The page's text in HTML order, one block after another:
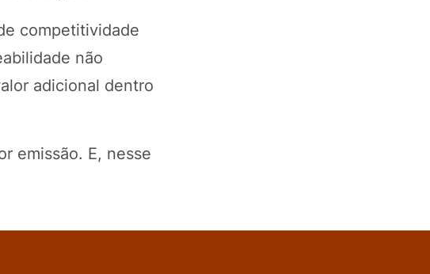
competitividade
não
adicional dentro
emissão. E, nesse